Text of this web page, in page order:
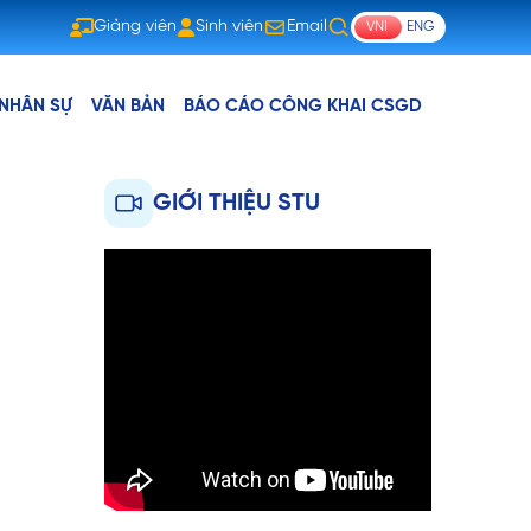
Giảng viên
Giảng viên
Sinh viên
Sinh viên
Email
Email
VNI ENG
NHÂN SỰ VĂN BẢN BÁO CÁO CÔNG KHAI CSGD
GIỚI THIỆU STU